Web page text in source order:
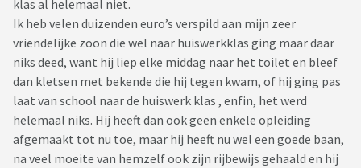
klas al helemaal niet.
Ik heb velen duizenden euro’s verspild aan mijn zeer
vriendelijke zoon die wel naar huiswerkklas ging maar daar
niks deed, want hij liep elke middag naar het toilet en bleef
dan kletsen met bekende die hij tegen kwam, of hij ging pas
laat van school naar de huiswerk klas , enfin, het werd
helemaal niks. Hij heeft dan ook geen enkele opleiding
afgemaakt tot nu toe, maar hij heeft nu wel een goede baan,
na veel moeite van hemzelf ook zijn rijbewijs gehaald en hij